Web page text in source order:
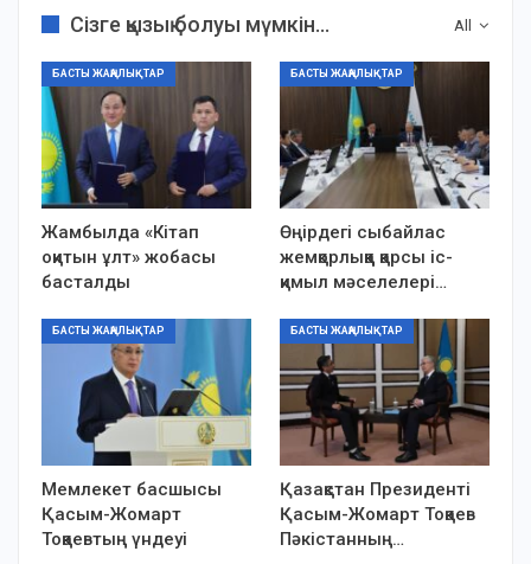
All
Сізге қызық болуы мүмкін...
БАСТЫ ЖАҢАЛЫҚТАР
Жамбылда «Кітап
оқитын ұлт» жобасы
басталды
БАСТЫ ЖАҢАЛЫҚТАР
Өңірдегі сыбайлас
жемқорлыққа қарсы іс-
қимыл мәселелері…
БАСТЫ ЖАҢАЛЫҚТАР
Мемлекет басшысы
Қасым-Жомарт
Тоқаевтың үндеуі
БАСТЫ ЖАҢАЛЫҚТАР
Қазақстан Президенті
Қасым-Жомарт Тоқаев
Пәкістанның…